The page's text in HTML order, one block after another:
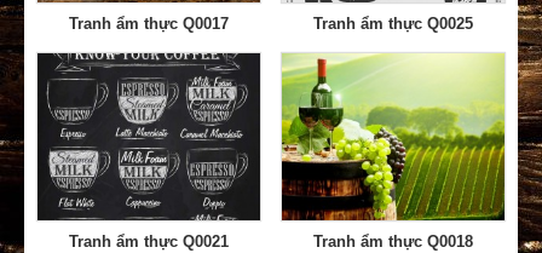
Tranh ẩm thực Q0017 Tranh ẩm thực Q0025
Tranh ẩm thực Q0021 Tranh ẩm thực Q0018